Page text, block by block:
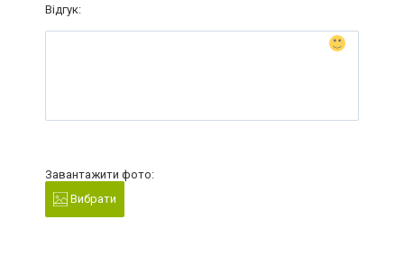
Відгук:
Завантажити фото:
Вибрати